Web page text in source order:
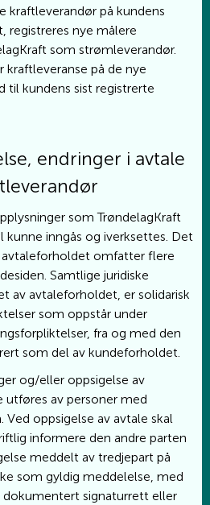
kraftleverandør på kundens
registreres nye målere
som strømleverandør.
kraftleveranse på de nye
til kundens sist registrerte
endringer i avtale
som TrøndelagKraft
kunne inngås og iverksettes. Det
omfatter flere
Samtlige juridiske
av avtaleforholdet, er solidarisk
som oppstår under
fra og med den
som del av kundeforholdet.
og/eller oppsigelse av
utføres av personer med
oppsigelse av avtale skal
informere den andre parten
meddelt av tredjepart på
som gyldig meddelelse, med
dokumentert signaturrett eller